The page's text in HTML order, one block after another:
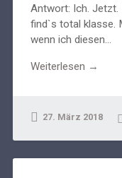
Antwort: Ich. Jetzt.
find`s total klasse.
wenn ich diesen...
Weiterlesen →
27. März 2018